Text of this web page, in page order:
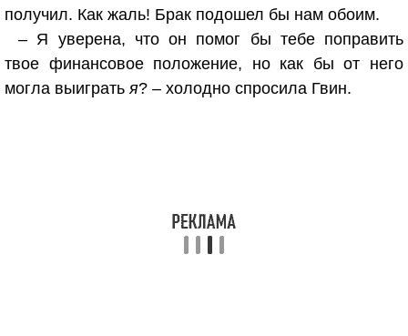
получил. Как жаль! Брак подошел бы нам обоим.
– Я уверена, что он помог бы тебе поправить
твое финансовое положение, но как бы от него
могла выигратья? – холодно спросила Гвин.